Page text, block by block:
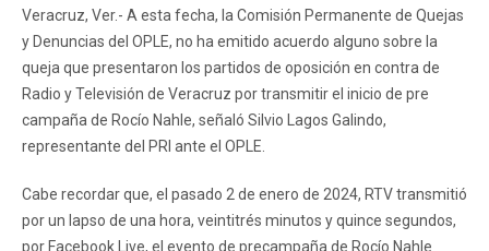
Veracruz, Ver.- A esta fecha, la Comisión Permanente de Quejas
y Denuncias del OPLE, no ha emitido acuerdo alguno sobre la
queja que presentaron los partidos de oposición en contra de
Radio y Televisión de Veracruz por transmitir el inicio de pre
campaña de Rocío Nahle, señaló Silvio Lagos Galindo,
representante del PRI ante el OPLE.
Cabe recordar que, el pasado 2 de enero de 2024, RTV transmitió
por un lapso de una hora, veintitrés minutos y quince segundos,
por Facebook Live, el evento de precampaña de Rocío Nahle